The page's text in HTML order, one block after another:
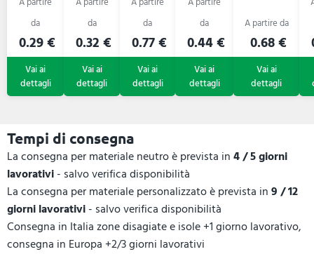
0.29 € 0.32 € 0.77 € 0.44 € 0.68 €
Tempi di consegna
La consegna per materiale neutro è prevista in4 / 5 giorni
lavorativi- salvo verifica disponibilità
La consegna per materiale personalizzato è prevista in9 / 12
giorni lavorativi- salvo verifica disponibilità
Consegna in Italia zone disagiate e isole +1 giorno lavorativo,
consegna in Europa +2/3 giorni lavorativi